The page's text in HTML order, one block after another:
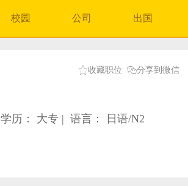
校园 公司 出国
学历： 大专 | 语言： 日语/N2
收藏职位 分享到微信